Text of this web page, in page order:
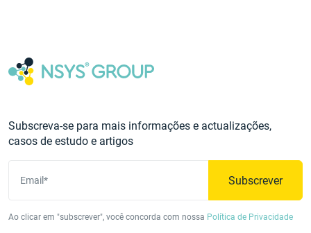
Subscreva-se para mais informações e actualizações,
casos de estudo e artigos
Email* Subscrever
Ao clicar em "subscrever", você concorda com nossa Política de Privacidade